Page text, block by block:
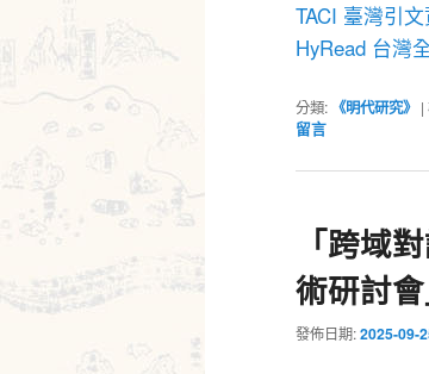
TACI 臺灣引
HyRead 台灣
分類: 《明代研究》 |
留言
「跨域
術研討
發佈日期:2025-09-